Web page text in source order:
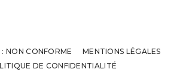
: NON CONFORME
MENTIONS LÉGALES
DE CONFIDENTIALITÉ